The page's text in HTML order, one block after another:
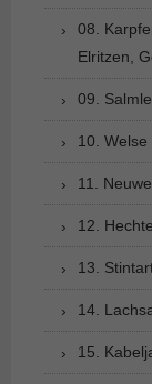
08.
Elritzen,
09.
10. Welse
11.
12.
13.
14.
15.